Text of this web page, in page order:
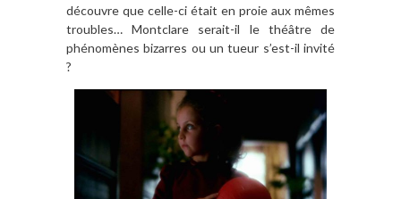
découvre que celle-ci était en proie aux mêmes
troubles… Montclare serait-il le théâtre de
phénomènes bizarres ou un tueur s’est-il invité
?